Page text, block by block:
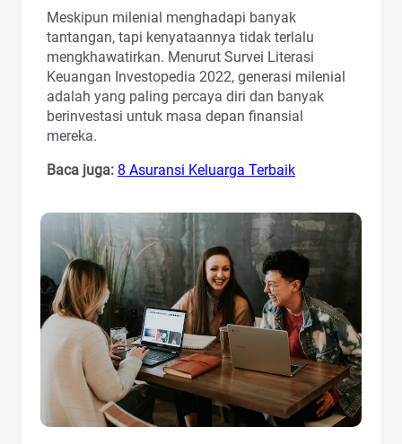
Meskipun milenial menghadapi banyak
tantangan, tapi kenyataannya tidak terlalu
mengkhawatirkan. Menurut Survei Literasi
Keuangan Investopedia 2022, generasi milenial
adalah yang paling percaya diri dan banyak
berinvestasi untuk masa depan finansial
mereka.
Baca juga: 8 Asuransi Keluarga Terbaik